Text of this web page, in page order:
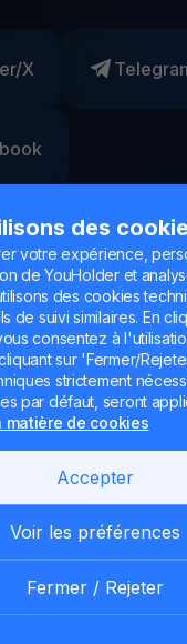
des
votre expérience,
de YouHolder et
des cookies
de suivi similaires. En
consentez à
sur 'Fermer/
strictement
par défaut, seront
matière de cookies
Accepter
Voir les préférences
Fermer / Rejeter
X
est
l'UE et en